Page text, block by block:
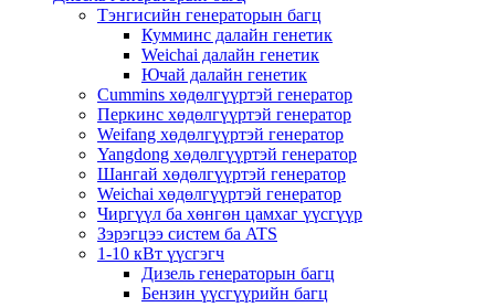
Тэнгисийн генераторын багц
Кумминс далайн генетик
Weichai далайн генетик
Ючай далайн генетик
Cummins хөдөлгүүртэй генератор
Перкинс хөдөлгүүртэй генератор
Weifang хөдөлгүүртэй генератор
Yangdong хөдөлгүүртэй генератор
Шангай хөдөлгүүртэй генератор
Weichai хөдөлгүүртэй генератор
Чиргүүл ба хөнгөн цамхаг үүсгүүр
Зэрэгцээ систем ба ATS
1-10 кВт үүсгэгч
Дизель генераторын багц
Бензин үүсгүүрийн багц